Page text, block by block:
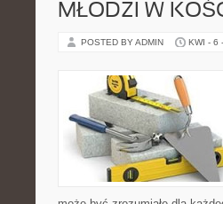
MŁODZI W
POSTED BY ADMIN KWI - 6